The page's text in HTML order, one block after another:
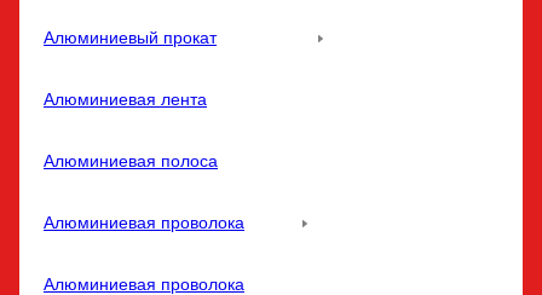
Алюминиевый прокат
Алюминиевая лента
Алюминиевая полоса
Алюминиевая проволока
Алюминиевая проволока